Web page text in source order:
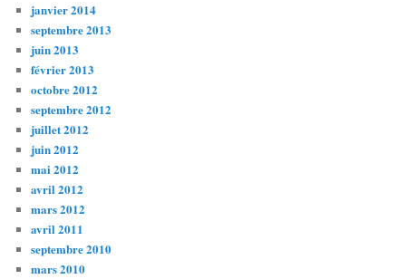
janvier 2014
septembre 2013
juin 2013
février 2013
octobre 2012
septembre 2012
juillet 2012
juin 2012
mai 2012
avril 2012
mars 2012
avril 2011
septembre 2010
mars 2010